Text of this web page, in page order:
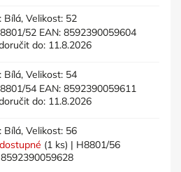
Bílá, Velikost: 52
52 EAN: 8592390059604
do: 11.8.2026
Bílá, Velikost: 54
54 EAN: 8592390059611
do: 11.8.2026
Bílá, Velikost: 56
(1 ks) | H8801/56
8592390059628